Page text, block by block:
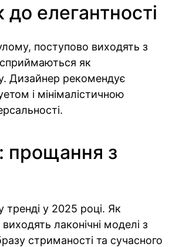
елегантності
поступово виходять з
як
Дизайнер рекомендує
і мінімалістичною
прощання з
у 2025 році. Як
лаконічні моделі з
стриманості та сучасного